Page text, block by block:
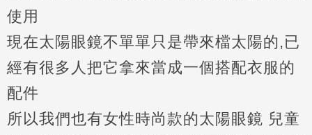
使用
現在太陽眼鏡不單單只是帶來檔太陽的,已
經有很多人把它拿來當成一個搭配衣服的
配件
所以我們也有女性時尚款的太陽眼鏡 兒童